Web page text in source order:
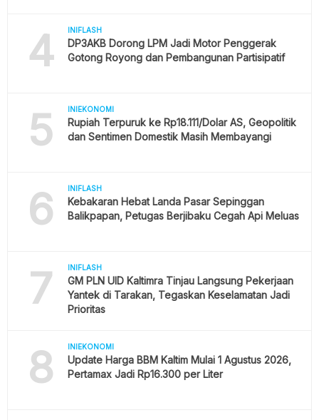
4 INIFLASH
DP3AKB Dorong LPM Jadi Motor Penggerak
Gotong Royong dan Pembangunan Partisipatif
5 INIEKONOMI
Rupiah Terpuruk ke Rp18.111/Dolar AS, Geopolitik
dan Sentimen Domestik Masih Membayangi
6 INIFLASH
Kebakaran Hebat Landa Pasar Sepinggan
Balikpapan, Petugas Berjibaku Cegah Api Meluas
7 INIFLASH
GM PLN UID Kaltimra Tinjau Langsung Pekerjaan
Yantek di Tarakan, Tegaskan Keselamatan Jadi
Prioritas
8 INIEKONOMI
Update Harga BBM Kaltim Mulai 1 Agustus 2026,
Pertamax Jadi Rp16.300 per Liter